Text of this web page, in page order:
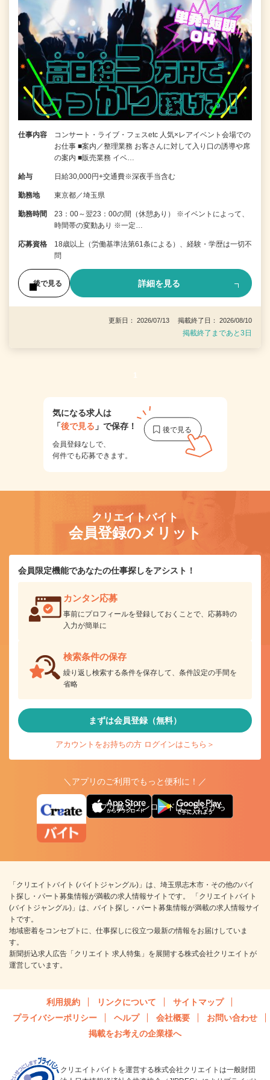
仕事内容
コンサート・ライブ・フェスetc 人気×レアイベント会場での
お仕事 ■案内／整理業務 お客さんに対して入り口の誘導や席
の案内 ■販売業務 イベ…
給与 日給30,000円+交通費※深夜手当含む
勤務地 東京都／埼玉県
勤務時間
23：00～翌23：00の間（休憩あり） ※イベントによって、
時間帯の変動あり ※一定…
応募資格
18歳以上（労働基準法第61条による）、経験・学歴は一切不
問
後で見る 詳細を見る
更新日： 2026/07/13 掲載終了日： 2026/08/10
掲載終了まであと3日
1
気になる求人は
「後で見る 」で保存！
会員登録なしで、
何件でも応募できます。
クリエイトバイト
会員登録のメリット
会員限定機能であなたの仕事探しをアシスト！
カンタン応募
事前にプロフィールを登録しておくことで、応募時の
入力が簡単に
検索条件の保存
繰り返し検索する条件を保存して、条件設定の手間を
省略
まずは会員登録（無料）
アカウントをお持ちの方 ログインはこちら＞
＼アプリのご利用でもっと便利に！／
アプリ版ダウンロードはこちらから
「クリエイトバイト (バイトジャングル)」は、埼玉県志木市・その他のバイ
ト探し・パート募集情報が満載の求人情報サイトです。 「クリエイトバイト
(バイトジャングル)」は、バイト探し・パート募集情報が満載の求人情報サイ
トです。
地域密着をコンセプトに、仕事探しに役立つ最新の情報をお届けしていま
す。
新聞折込求人広告「クリエイト 求人特集」を展開する株式会社クリエイトが
運営しています。
利用規約 リンクについて
サイトマップ
プライバシーポリシー
ヘルプ 会社概要
お問い合わせ
掲載をお考えの企業様へ
クリエイトバイトを運営する株式会社クリエイトは一般財団